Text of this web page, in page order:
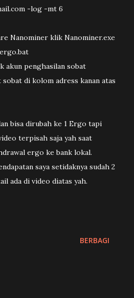
-log -mt 6
Nanominer klik Nanominer.exe
akun penghasilan sobat
sobat di kolom adress kanan atas
bisa dirubah ke 1 Ergo tapi
terpisah saja yah saat
ergo ke bank lokal.
saya setidaknya sudah 2
ada di video diatas yah.
BERBAGI